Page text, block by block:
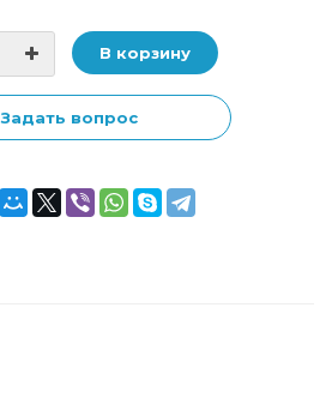
В корзину
Задать вопрос